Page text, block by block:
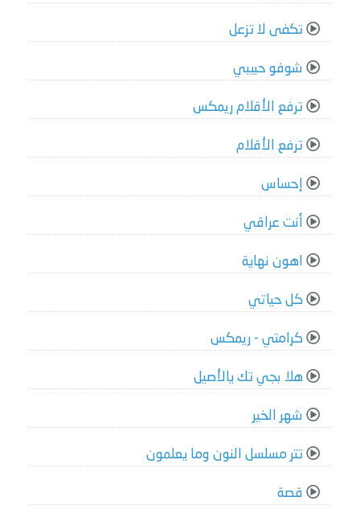
تكفى لا تزعل
شوفو حبيبي
ترفع الأقلام ريمكس
ترفع الأقلام
إحساس
أنت عراقي
اهون نهاية
كل حياتي
كرامتي - ريمكس
هلا بجي تك يالأصيل
شهر الخير
تتر مسلسل النون وما يعلمون
قصة